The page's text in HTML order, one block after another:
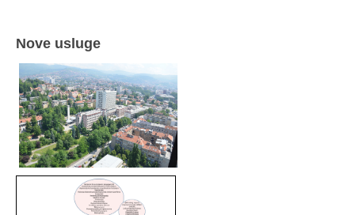
Nove usluge